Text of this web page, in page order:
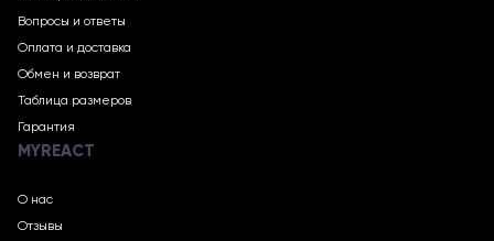
Вопросы и ответы
Оплата и доставка
Обмен и возврат
Таблица размеров
Гарантия
MYREACT
О нас
Отзывы